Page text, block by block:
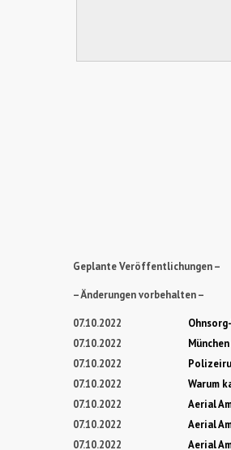
Geplante Veröffentlichungen –
– Änderungen vorbehalten –
07.10.2022
07.10.2022
07.10.2022
07.10.2022
Warum
07.10.2022
Aerial
07.10.2022
Aerial
07.10.2022
Aerial